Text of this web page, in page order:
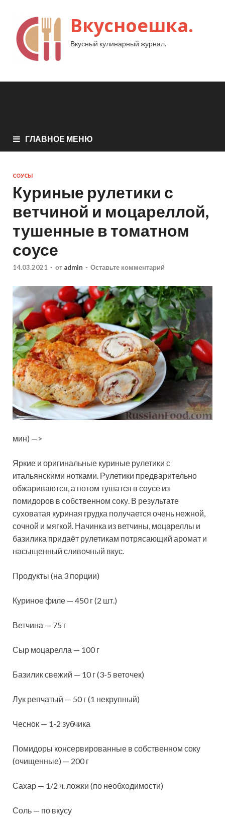
Вкусноешка.
Вкусный кулинарный журнал.
ГЛАВНОЕ МЕНЮ
СОУСЫ
Куриные рулетики с
ветчиной и моцареллой,
тушенные в томатном
соусе
14.03.2021 - от admin - Оставьте комментарий
мин) —>
Яркие и оригинальные куриные рулетики с
итальянскими нотками. Рулетики предварительно
обжариваются, а потом тушатся в соусе из
помидоров в собственном соку. В результате
суховатая куриная грудка получается очень нежной,
сочной и мягкой. Начинка из ветчины, моцареллы и
базилика придаёт рулетикам потрясающий аромат и
насыщенный сливочный вкус.
Продукты (на 3 порции)
Куриное филе — 450 г (2 шт.)
Ветчина — 75 г
Сыр моцарелла — 100 г
Базилик свежий — 10 г (3-5 веточек)
Лук репчатый — 50 г (1 некрупный)
Чеснок — 1-2 зубчика
Помидоры консервированные в собственном соку
(очищенные) — 200 г
Сахар — 1/2 ч. ложки (по необходимости)
Соль — по вкусу